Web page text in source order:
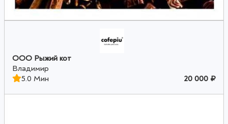
ООО Рыжий кот
Владимир
5.0 Мин
20 000 ₽